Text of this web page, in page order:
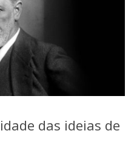
das ideias de